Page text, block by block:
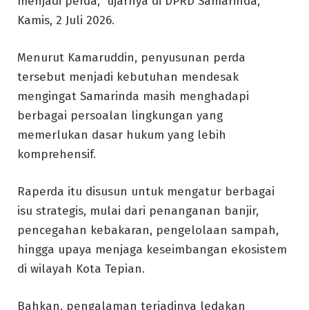
Kamis, 2 Juli 2026.
Menurut Kamaruddin, penyusunan perda
tersebut menjadi kebutuhan mendesak
mengingat Samarinda masih menghadapi
berbagai persoalan lingkungan yang
memerlukan dasar hukum yang lebih
komprehensif.
Raperda itu disusun untuk mengatur berbagai
isu strategis, mulai dari penanganan banjir,
pencegahan kebakaran, pengelolaan sampah,
hingga upaya menjaga keseimbangan ekosistem
di wilayah Kota Tepian.
Bahkan, pengalaman terjadinya ledakan